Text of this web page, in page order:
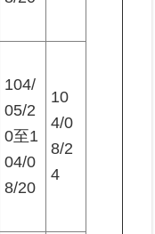
104/
05/2
0至1
04/0
8/20
10
4/0
8/2
4